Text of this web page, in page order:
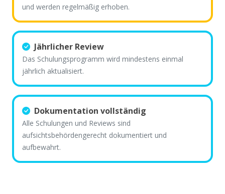
und werden regelmäßig erhoben.
Jährlicher Review
Das Schulungsprogramm wird mindestens einmal
jährlich aktualisiert.
Dokumentation vollständig
Alle Schulungen und Reviews sind
aufsichtsbehördengerecht dokumentiert und
aufbewahrt.